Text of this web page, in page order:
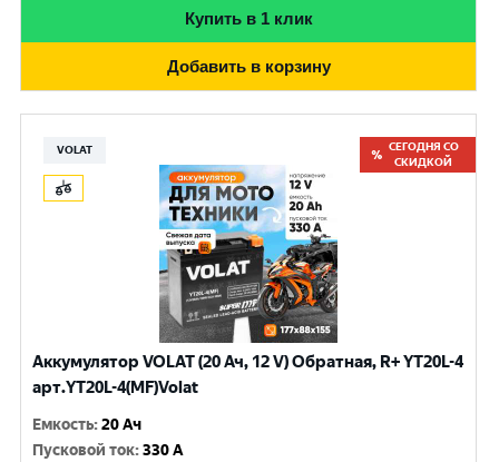
Купить в 1 клик
Добавить в корзину
VOLAT
СЕГОДНЯ СО
СКИДКОЙ
Аккумулятор VOLAT (20 Ач, 12 V) Обратная, R+ YT20L-4
арт.YT20L-4(MF)Volat
Емкость:20 Ач
Пусковой ток:330 A